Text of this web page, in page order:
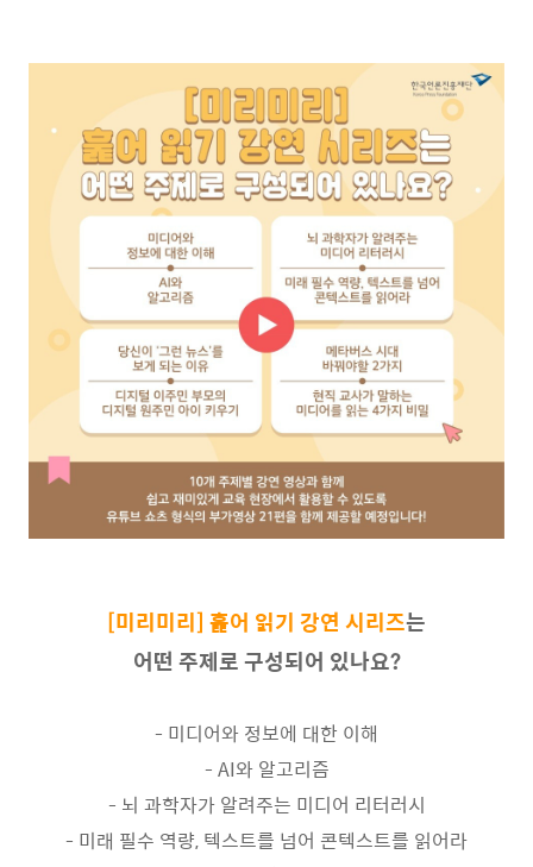
[미리미리] 훑어 읽기 강연 시리즈는
어떤 주제로 구성되어 있나요?
- 미디어와 정보에 대한 이해
- AI와 알고리즘
- 뇌 과학자가 알려주는 미디어 리터러시
- 미래 필수 역량, 텍스트를 넘어 콘텍스트를 읽어라